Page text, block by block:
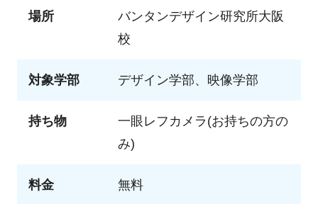
場所
バンタンデザイン研究所大阪
校
対象学部 デザイン学部、映像学部
持ち物
一眼レフカメラ(お持ちの方の
み)
料金 無料